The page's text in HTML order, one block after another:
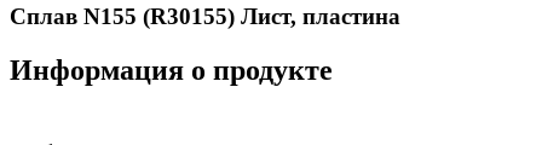
Сплав N155 (R30155) Лист, пластина
Информация о продукте